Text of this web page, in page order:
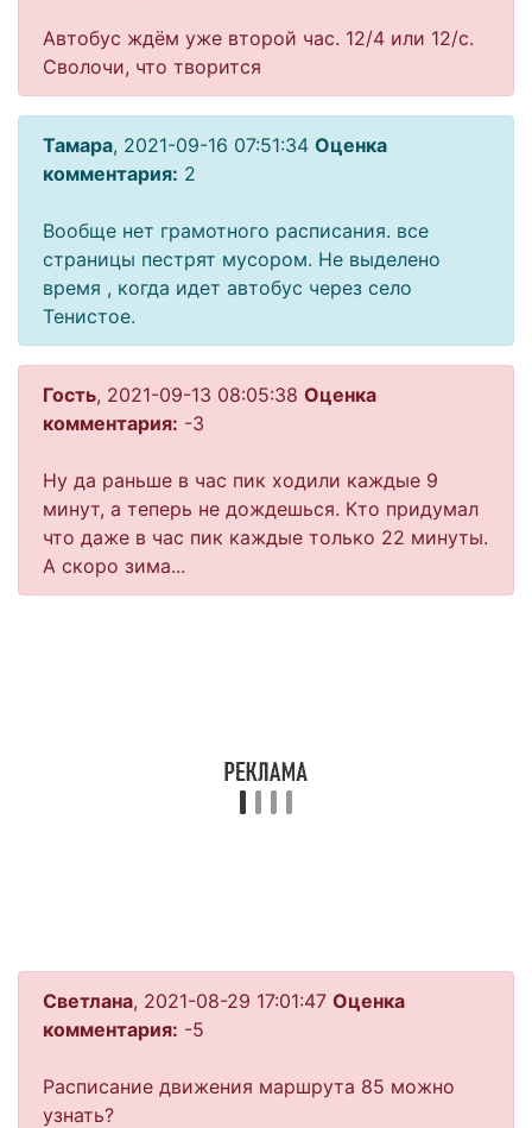
Автобус ждём уже второй час. 12/4 или 12/с.
Сволочи, что творится
Тамара, 2021-09-16 07:51:34 Оценка
комментария: 2
Вообще нет грамотного расписания. все
страницы пестрят мусором. Не выделено
время , когда идет автобус через село
Тенистое.
Гость, 2021-09-13 08:05:38 Оценка
комментария: -3
Ну да раньше в час пик ходили каждые 9
минут, а теперь не дождешься. Кто придумал
что даже в час пик каждые только 22 минуты.
А скоро зима...
Светлана, 2021-08-29 17:01:47 Оценка
комментария: -5
Расписание движения маршрута 85 можно
узнать?